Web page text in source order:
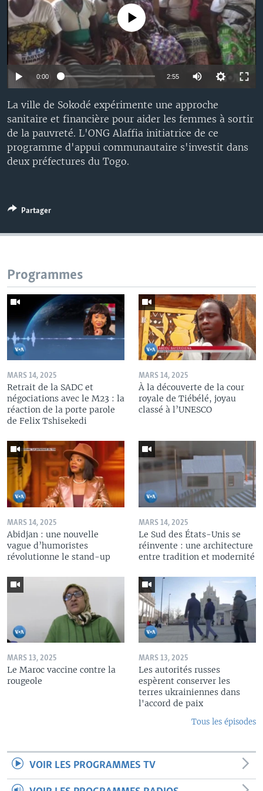
No media source currently available
0:00 2:55
La ville de Sokodé expérimente une approche
sanitaire et financière pour aider les femmes à sortir
de la pauvreté. L'ONG Alaffia initiatrice de ce
programme d'appui communautaire s'investit dans
deux préfectures du Togo.
Partager
Programmes
MARS 14, 2025
Retrait de la SADC et
négociations avec le M23 : la
réaction de la porte parole
de Felix Tshisekedi
MARS 14, 2025
À la découverte de la cour
royale de Tiébélé, joyau
classé à l’UNESCO
MARS 14, 2025
Abidjan : une nouvelle
vague d’humoristes
révolutionne le stand-up
MARS 14, 2025
Le Sud des États-Unis se
réinvente : une architecture
entre tradition et modernité
MARS 13, 2025
Le Maroc vaccine contre la
rougeole
MARS 13, 2025
Les autorités russes
espèrent conserver les
terres ukrainiennes dans
l'accord de paix
Tous les épisodes
VOIR LES PROGRAMMES TV